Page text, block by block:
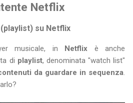
Netflix
su Netflix
musicale, in Netflix è anche
di playlist, denominata "watch list"
da guardare in sequenza.